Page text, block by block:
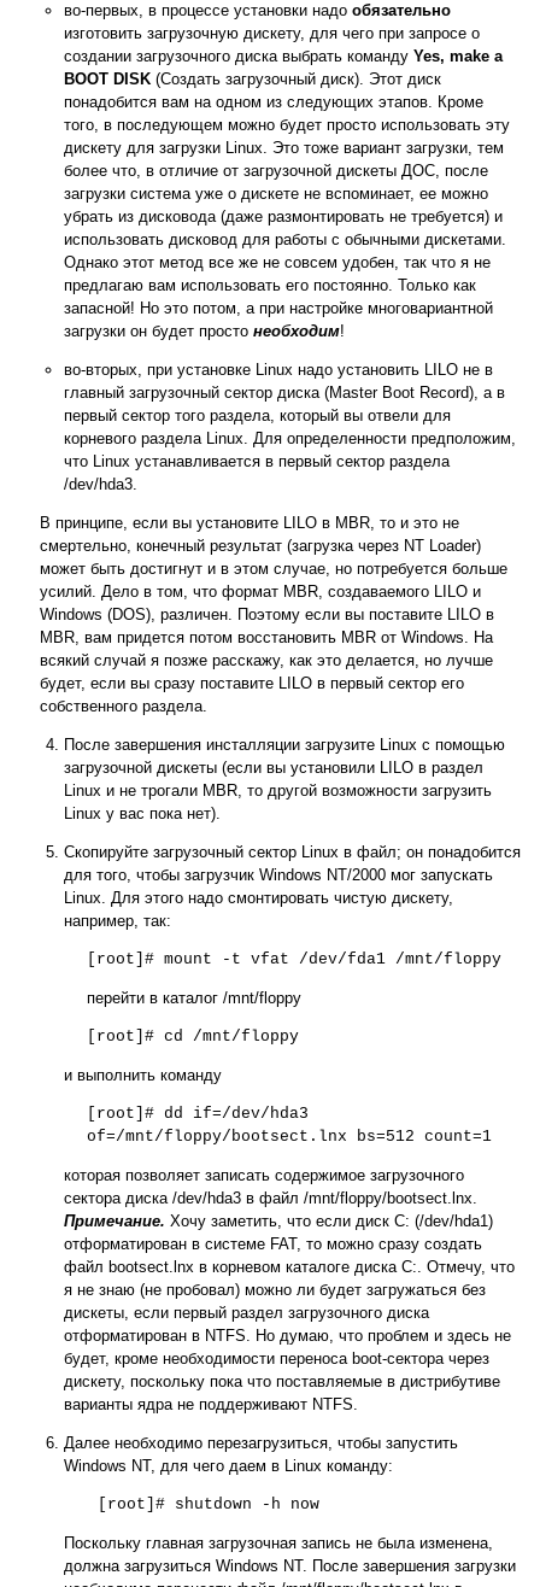
во-первых, в процессе установки надо обязательно
изготовить загрузочную дискету, для чего при запросе о
создании загрузочного диска выбрать команду Yes, make a
BOOT DISK (Создать загрузочный диск). Этот диск
понадобится вам на одном из следующих этапов. Кроме
того, в последующем можно будет просто использовать эту
дискету для загрузки Linux. Это тоже вариант загрузки, тем
более что, в отличие от загрузочной дискеты ДОС, после
загрузки система уже о дискете не вспоминает, ее можно
убрать из дисковода (даже размонтировать не требуется) и
использовать дисковод для работы с обычными дискетами.
Однако этот метод все же не совсем удобен, так что я не
предлагаю вам использовать его постоянно. Только как
запасной! Но это потом, а при настройке многовариантной
загрузки он будет просто необходим!
во-вторых, при установке Linux надо установить LILO не в
главный загрузочный сектор диска (Master Boot Record), а в
первый сектор того раздела, который вы отвели для
корневого раздела Linux. Для определенности предположим,
что Linux устанавливается в первый сектор раздела
/dev/hda3.
В принципе, если вы установите LILO в MBR, то и это не
смертельно, конечный результат (загрузка через NT Loader)
может быть достигнут и в этом случае, но потребуется больше
усилий. Дело в том, что формат MBR, создаваемого LILO и
Windows (DOS), различен. Поэтому если вы поставите LILO в
MBR, вам придется потом восстановить MBR от Windows. На
всякий случай я позже расскажу, как это делается, но лучше
будет, если вы сразу поставите LILO в первый сектор его
собственного раздела.
После завершения инсталляции загрузите Linux с помощью
загрузочной дискеты (если вы установили LILO в раздел
Linux и не трогали MBR, то другой возможности загрузить
Linux у вас пока нет).
Скопируйте загрузочный сектор Linux в файл; он понадобится
для того, чтобы загрузчик Windows NT/2000 мог запускать
Linux. Для этого надо смонтировать чистую дискету,
например, так:
[root]# mount -t vfat /dev/fda1 /mnt/floppy
перейти в каталог /mnt/floppy
[root]# cd /mnt/floppy
и выполнить команду
[root]# dd if=/dev/hda3
of=/mnt/floppy/bootsect.lnx bs=512 count=1
которая позволяет записать содержимое загрузочного
сектора диска /dev/hda3 в файл /mnt/floppy/bootsect.lnx.
Примечание. Хочу заметить, что если диск C: (/dev/hda1)
отформатирован в системе FAT, то можно сразу создать
файл bootsect.lnx в корневом каталоге диска C:. Отмечу, что
я не знаю (не пробовал) можно ли будет загружаться без
дискеты, если первый раздел загрузочного диска
отформатирован в NTFS. Но думаю, что проблем и здесь не
будет, кроме необходимости переноса boot-сектора через
дискету, поскольку пока что поставляемые в дистрибутиве
варианты ядра не поддерживают NTFS.
Далее необходимо перезагрузиться, чтобы запустить
Windows NT, для чего даем в Linux команду:
[root]# shutdown -h now
Поскольку главная загрузочная запись не была изменена,
должна загрузиться Windows NT. После завершения загрузки